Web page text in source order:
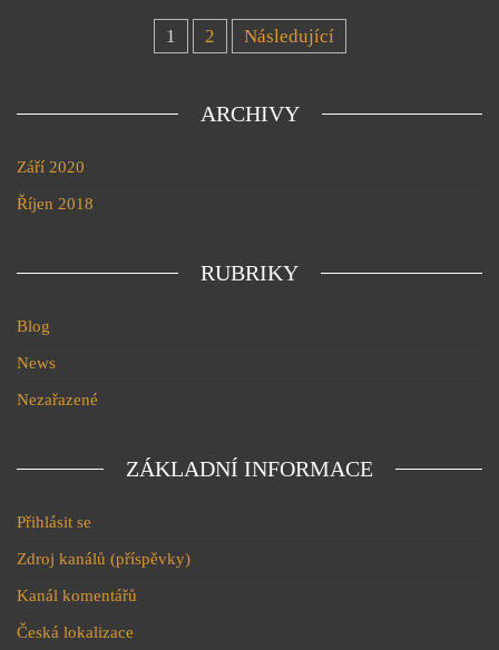
1 2 Následující
ARCHIVY
Září 2020
Říjen 2018
RUBRIKY
Blog
News
Nezařazené
ZÁKLADNÍ INFORMACE
Přihlásit se
Zdroj kanálů (příspěvky)
Kanál komentářů
Česká lokalizace